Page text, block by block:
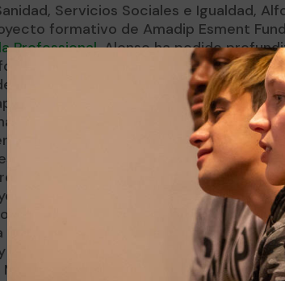
Servicios Sociales e Igualdad,
formativo de Amadip Esment
Professional, Alonso ha podido
dual adaptados a las
esta entidad le han explicado cómo
haciendo” en el día a día de la
están cursando esta modalidad
auxiliar administrativo, limpieza,
entidad, Montserrat Fuster, el
del área Esment, Sebastià
Pons, han sido los anfitriones de
el candidato del PP al Congreso de
Consell de Mallorca, María Salom, la
el presidente del PP Balear, Miquel